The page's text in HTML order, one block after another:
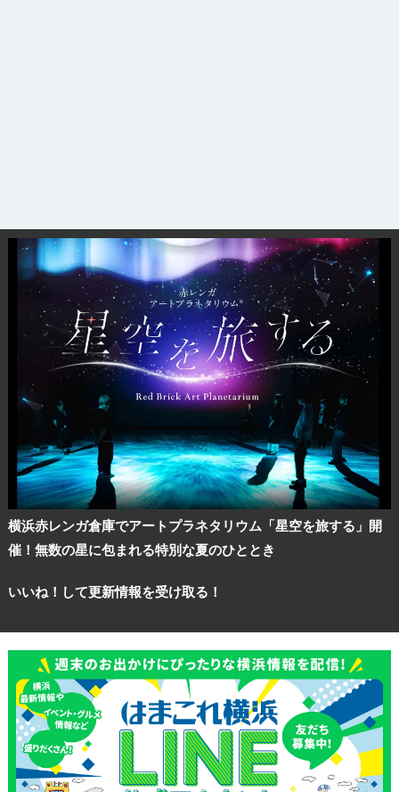
横浜赤レンガ倉庫でアートプラネタリウム「星空を旅する」開
催！無数の星に包まれる特別な夏のひととき
いいね！して更新情報を受け取る！
ランキング
ブログ記事